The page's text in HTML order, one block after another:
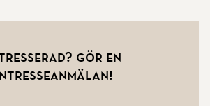
Gör en
intresseanmälan!